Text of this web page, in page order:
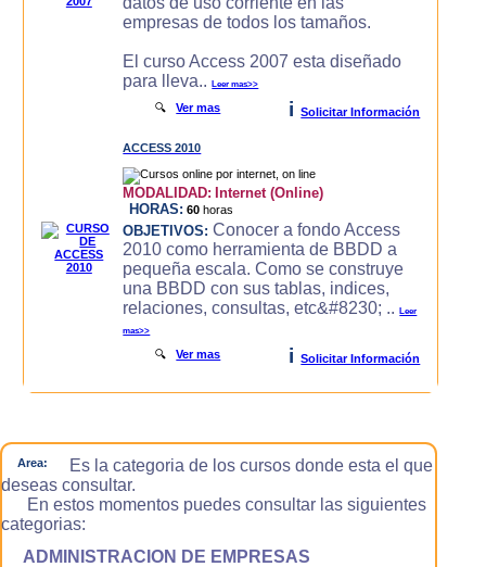
empresas de todos los tamaños.
El curso Access 2007 esta diseñado
para lleva..Leer mas>>
🔍Ver mas i Solicitar Información
ACCESS 2010
MODALIDAD: Internet (Online)
HORAS: 60 horas
OBJETIVOS: Conocer a fondo Access
2010 como herramienta de BBDD a
pequeña escala. Como se construye
una BBDD con sus tablas, indices,
relaciones, consultas, etc&#8230; ..Leer
mas>>
🔍Ver mas i Solicitar Información
Area:
Es la categoria de los cursos donde esta el que
deseas consultar.
En estos momentos puedes consultar las siguientes
categorias:
ADMINISTRACION DE EMPRESAS